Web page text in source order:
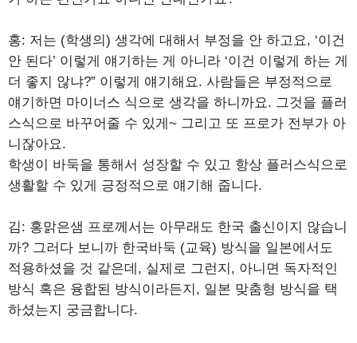
홍: 저는 (학생의) 생각에 대해서 부정을 안 하고요, ‘이건
안 된다’ 이렇게 얘기하는 게 아니라 ‘이건 이렇게 하는 게
더 좋지 않냐?” 이렇게 얘기해요. 사람들은 부정적으로
얘기하면 마이너스 식으로 생각을 하니까요. 그것을 플러
스식으로 바꾸어줄 수 있게~ 그리고 또 프로가 전부가 아
니잖아요.
학생이 바둑을 통해서 성장할 수 있고 항상 플러스식으로
생활할 수 있게 긍정적으로 얘기해 줍니다.
김: 홍맑은샘 프로께서는 아무래도 한국 출신이지 않습니
까? 그러다 보니까 한국바둑 (교육) 방식을 일본에서도
적용하셨을 것 같은데, 실제로 그런지, 아니면 독자적인
방식 혹은 융합된 방식이라든지, 일본 맞춤형 방식을 택
하셨는지 궁금합니다.